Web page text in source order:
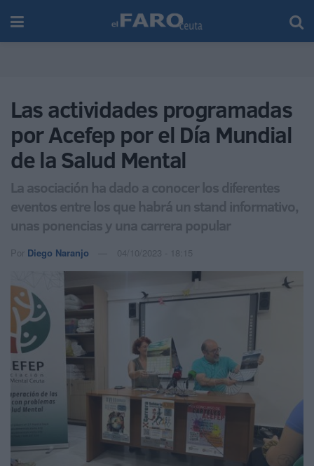
Las actividades programadas
por Acefep por el Día Mundial
de la Salud Mental
La asociación ha dado a conocer los diferentes
eventos entre los que habrá un stand informativo,
unas ponencias y una carrera popular
Por Diego Naranjo 04/10/2023 - 18:15